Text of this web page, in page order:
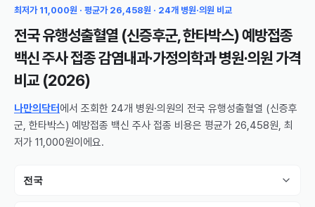
최저가 11,000원 · 평균가 26,458원 · 24개 병원·의원 비교
전국 유행성출혈열 (신증후군, 한타박스) 예방접종
백신 주사 접종 감염내과·가정의학과 병원·의원가격
비교 (2026)
나만의닥터 에서 조회한 24개 병원·의원의 전국 유행성출혈열 (신증후
군, 한타박스) 예방접종 백신 주사 접종 비용은 평균가 26,458원, 최
저가 11,000원이에요.
전국